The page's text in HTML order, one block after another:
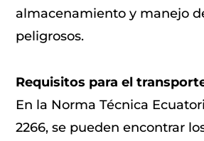
almacenamiento y manejo
peligrosos.
Requisitos para el
En la Norma Técnica
2266, se pueden encontrar